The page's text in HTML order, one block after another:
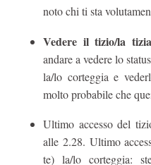
noto chi ti sta
Vedere il tizio/la
andare a vedere lo
la/lo corteggia e
molto probabile che
Ultimo accesso del
alle 2.28. Ultimo
te) la/lo corteggia: